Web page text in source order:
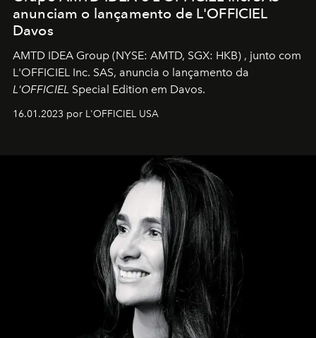
anunciam o lançamento de L'OFFICIEL
Davos
AMTD IDEA Group (NYSE: AMTD, SGX: HKB) , junto com
L'OFFICIEL Inc. SAS, anuncia o lançamento da
L'OFFICIEL Special Edition em Davos.
16.01.2023 por L'OFFICIEL USA